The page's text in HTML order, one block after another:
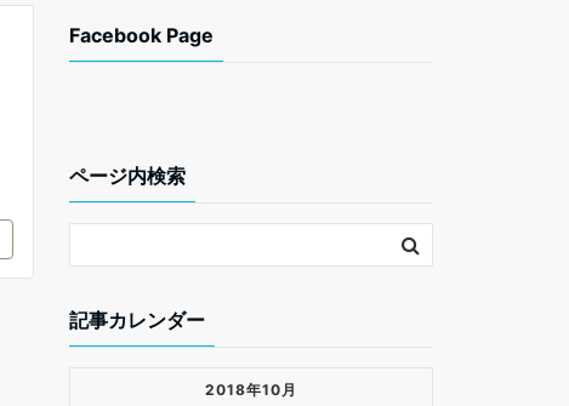
e
k
t
e
Facebook Page
ページ内検索
記事カレンダー
2018年10月